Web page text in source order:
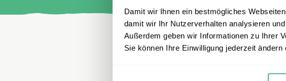
Damit wir Ihnen ein bestmögliches
damit wir Ihr Nutzerverhalten analysieren
Außerdem geben wir Informationen zu Ihrer
Sie können Ihre Einwilligung jederzeit ändern